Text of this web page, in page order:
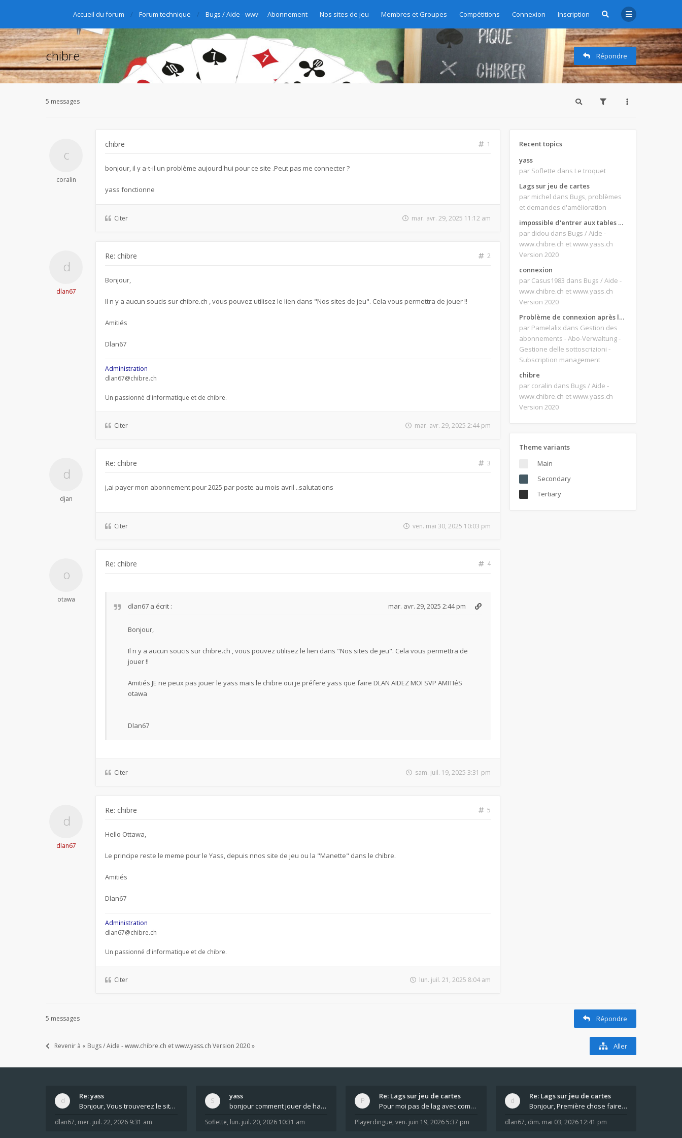
Abonnement Nos sites de jeu Membres et Groupes Compétitions Connexion Inscription
Accueil du forum Forum technique Bugs / Aide - www.chibre.ch et www.yass.ch Version 2020
chibre Répondre
5 messages
coralin
chibre 1
bonjour, il y a-t-il un problème aujourd'hui pour ce site .Peut pas me connecter ?
yass fonctionne
Citer mar. avr. 29, 2025 11:12 am
dlan67
Re: chibre 2
Bonjour,
Il n y a aucun soucis sur chibre.ch , vous pouvez utilisez le lien dans "Nos sites de jeu". Cela vous permettra de jouer !!
Amitiés
Dlan67
Administration
dlan67@chibre.ch
Un passionné d'informatique et de chibre.
Citer mar. avr. 29, 2025 2:44 pm
djan
Re: chibre 3
j,ai payer mon abonnement pour 2025 par poste au mois avril ..salutations
Citer ven. mai 30, 2025 10:03 pm
otawa
Re: chibre 4
dlan67 a écrit : mar. avr. 29, 2025 2:44 pm
Bonjour,
Il n y a aucun soucis sur chibre.ch , vous pouvez utilisez le lien dans "Nos sites de jeu". Cela vous permettra de
jouer !!
Amitiés JE ne peux pas jouer le yass mais le chibre oui je préfere yass que faire DLAN AIDEZ MOI SVP AMITIéS
otawa
Dlan67
Citer sam. juil. 19, 2025 3:31 pm
dlan67
Re: chibre 5
Hello Ottawa,
Le principe reste le meme pour le Yass, depuis nnos site de jeu ou la "Manette" dans le chibre.
Amitiés
Dlan67
Administration
dlan67@chibre.ch
Un passionné d'informatique et de chibre.
Citer lun. juil. 21, 2025 8:04 am
Recent topics
yass
par Soflette dans Le troquet
Lags sur jeu de cartes
par michel dans Bugs, problèmes
et demandes d'amélioration
impossible d'entrer aux tables de jeux
par didou dans Bugs / Aide -
www.chibre.ch et www.yass.ch
Version 2020
connexion
par Casus1983 dans Bugs / Aide -
www.chibre.ch et www.yass.ch
Version 2020
Problème de connexion après le changement d'adresse e-mail.
par Pamelalix dans Gestion des
abonnements - Abo-Verwaltung -
Gestione delle sottoscrizioni -
Subscription management
chibre
par coralin dans Bugs / Aide -
www.chibre.ch et www.yass.ch
Version 2020
Theme variants
Main
Secondary
Tertiary
5 messages Répondre
Revenir à « Bugs / Aide - www.chibre.ch et www.yass.ch Version 2020 » Aller
Re: yass
Bonjour, Vous trouverez le site ici dans le foru
dlan67, mer. juil. 22, 2026 9:31 am
yass
bonjour comment jouer de haut en bas tout atout mi
Soflette, lun. juil. 20, 2026 10:31 am
Re: Lags sur jeu de cartes
Pour moi pas de lag avec comme navigateur Chrome
Playerdingue, ven. juin 19, 2026 5:37 pm
Re: Lags sur jeu de cartes
Bonjour, Première chose faire un arrêt complet de
dlan67, dim. mai 03, 2026 12:41 pm